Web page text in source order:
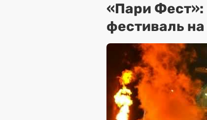
«Пари
фестиваль